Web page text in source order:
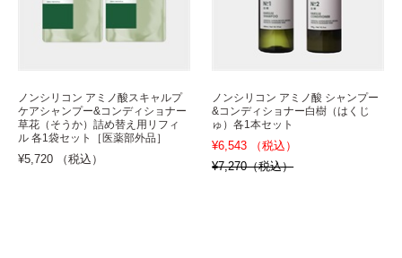
ノンシリコン アミノ酸スキャルプ
ケアシャンプー&コンディショナー
草花（そうか）詰め替え用リフィ
ル 各1袋セット［医薬部外品］
¥5,720 （税込）
ノンシリコン アミノ酸 シャンプー
&コンディショナー白樹（はくじ
ゅ）各1本セット
¥6,543 （税込）
¥7,270（税込）